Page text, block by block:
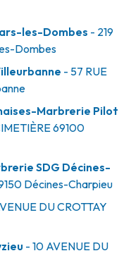
les-Dombes - 219
Dombes
- 57 RUE
Marbrerie Pilot
69100
SDG Décines-
Décines-Charpieu
DU CROTTAY
- 10 AVENUE DU